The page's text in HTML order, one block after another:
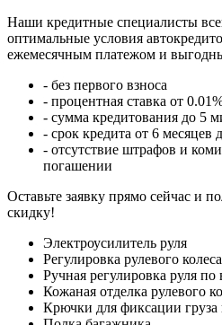
Наши кредитные специалисты
оптимальные условия
ежемесячным платежом и
- без первого взноса
- процентная ставка от
- сумма кредитования до 5
- срок кредита от 6 месяцев
- отсутствие штрафов и
погашении
Оставьте заявку прямо сейчас и
скидку!
Электроусилитель руля
Регулировка рулевого
Ручная регулировка руля по
Кожаная отделка рулевого
Крючки для фиксации груза